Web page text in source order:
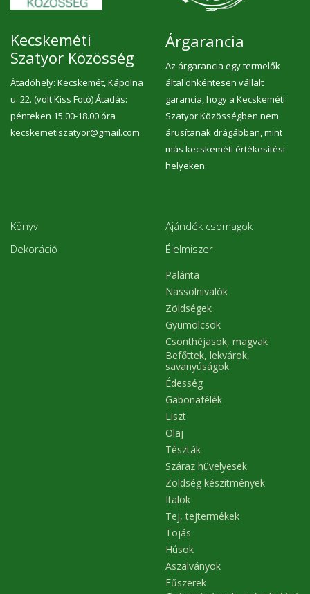
Kecskeméti
Szatyor Közösség
Átadóhely: Kecskemét, Kápolna
u. 22. (volt Kiss Fotó) Átadás:
pénteken 15.00-18.00 óra
kecskemetiszatyor@gmail.com
Árgarancia
Az árgarancia egy termelők
által önkéntesen vállalt
garancia, hogy a Kecskeméti
Szatyor Közösségben nem
árusítanak drágábban, mint
más kecskeméti értékesítési
helyeken.
Könyv
Dekoráció
Ajándék csomagok
Élelmiszer
Palánta
Nassolnivalók
Zöldségek
Gyümölcsök
Csonthéjasok, magvak
Befőttek, lekvárok,
savanyúságok
Édesség
Gabonafélék
Liszt
Olaj
Tészták
Száraz hüvelyesek
Zöldség készítmények
Italok
Tej, tejtermékek
Tojás
Húsok
Aszalványok
Fűszerek